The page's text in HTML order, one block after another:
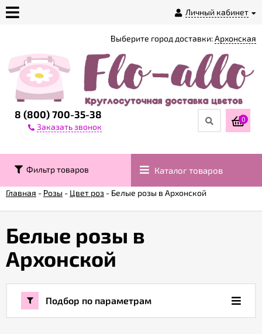
Личный кабинет
магазине
Доставка
Контакты
Гарантии
Акции
8 (800) 700-35-38
Заказать звонок
Выберите город доставки:Архонская
0
Фильтр товаров Каталог товаров
Главная - Розы - Цвет роз - Белые розы в Архонской
Белые розы в
Архонской
Подбор по параметрам